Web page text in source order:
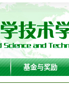
基金与奖励